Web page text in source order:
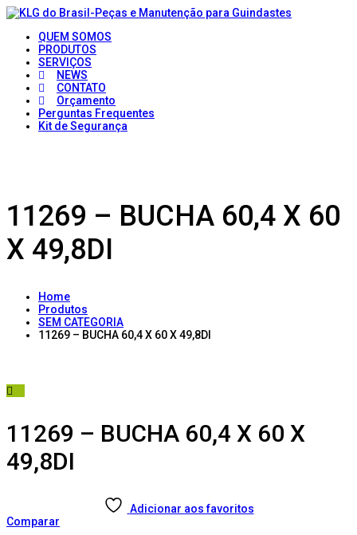
QUEM SOMOS
PRODUTOS
SERVIÇOS
NEWS
CONTATO
Orçamento
Perguntas Frequentes
Kit de Segurança
11269 – BUCHA 60,4 X 60
X 49,8DI
Home
Produtos
SEM CATEGORIA
11269 – BUCHA 60,4 X 60 X 49,8DI
11269 – BUCHA 60,4 X 60 X
49,8DI
Adicionar aos favoritos
Comparar